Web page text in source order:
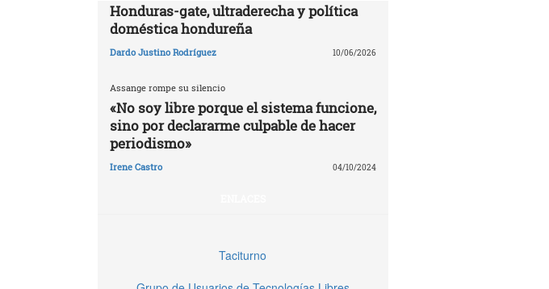
Honduras-gate, ultraderecha y política
doméstica hondureña
Dardo Justino Rodríguez 10/06/2026
Assange rompe su silencio
«No soy libre porque el sistema funcione,
sino por declararme culpable de hacer
periodismo»
Irene Castro 04/10/2024
Taciturno